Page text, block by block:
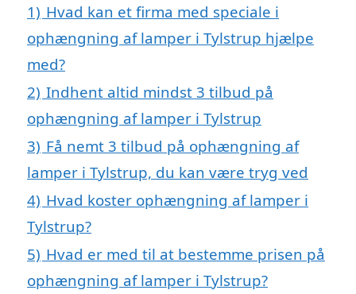
1) Hvad kan et firma med speciale i
ophængning af lamper i Tylstrup hjælpe
med?
2) Indhent altid mindst 3 tilbud på
ophængning af lamper i Tylstrup
3) Få nemt 3 tilbud på ophængning af
lamper i Tylstrup, du kan være tryg ved
4) Hvad koster ophængning af lamper i
Tylstrup?
5) Hvad er med til at bestemme prisen på
ophængning af lamper i Tylstrup?